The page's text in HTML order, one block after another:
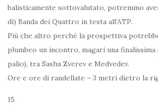
balisticamente sottovalutato, potremmo
di) Banda dei Quattro in testa all’ATP.
Più che altro perché la prospettiva
plumbeo un incontro, magari una
palio), tra Sasha Zverev e Medvedev.
Ore e ore di randellate – 3 metri dietro la
15